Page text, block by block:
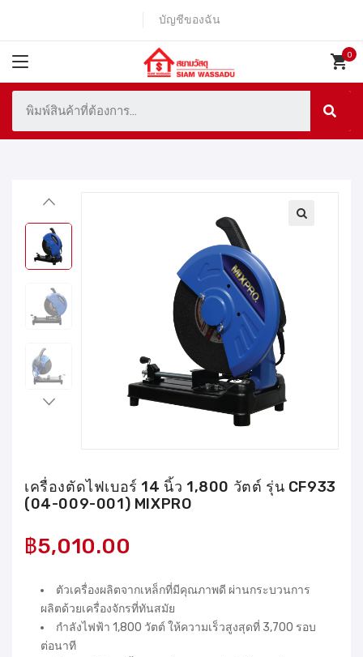
บัญชีของฉัน
เครื่องตัดไฟเบอร์ 14 นิ้ว 1,800 วัตต์ รุ่น CF933
(04-009-001) MIXPRO
฿5,010.00
ตัวเครื่องผลิตจากเหล็กที่มีคุณภาพดี ผ่านกระบวนการ
ผลิตด้วยเครื่องจักรที่ทันสมัย
กำลังไฟฟ้า 1,800 วัตต์ ให้ความเร็วสูงสุดที่ 3,700 รอบ
ต่อนาที